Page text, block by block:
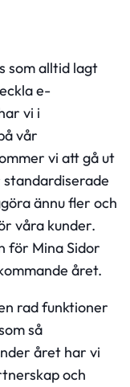
som alltid lagt
e-
vi i
vår
vi att gå ut
ännu fler och
våra kunder.
för Mina Sidor
året.
rad funktioner
så
året har vi
och